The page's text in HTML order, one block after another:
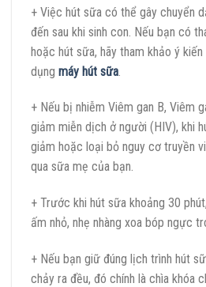
+ Việc hút sữa có thể gây chuyển
đến sau khi sinh con. Nếu bạn có
hoặc hút sữa, hãy tham khảo ý
dụng máy hút sữa
+ Nếu bị nhiễm Viêm gan B, Viêm
giảm miễn dịch ở người (HIV), khi
giảm hoặc loại bỏ nguy cơ truyền
qua sữa mẹ của bạn.
+ Trước khi hút sữa khoảng 30
ấm nhỏ, nhẹ nhàng xoa bóp ngực
+ Nếu bạn giữ đúng lịch trình hút
chảy ra đều, đó chính là chìa khóa